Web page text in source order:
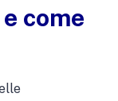
come